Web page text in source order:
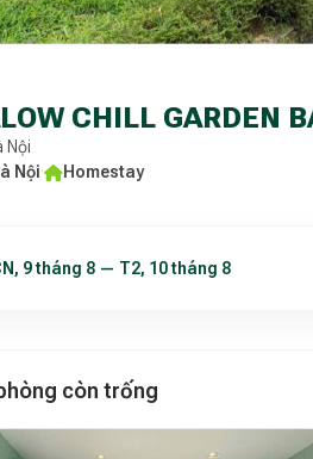
CHILL GARDEN
Nội
Nội· Homestay
còn trống